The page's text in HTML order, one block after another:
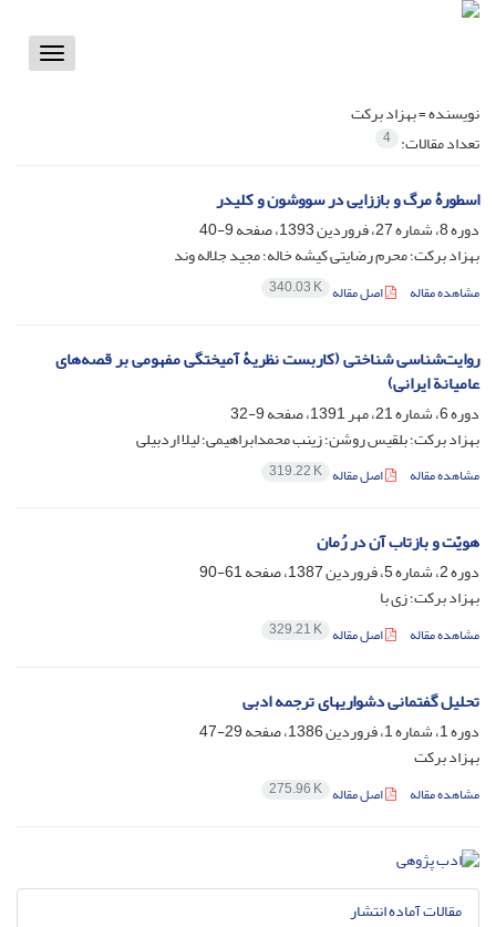
Toggle
نویسنده =بهزاد برکت
تعداد مقالات: 4
اسطورۀ مرگ و باززایی در سووشون و کلیدر
دوره 8، شماره 27، فروردین 1393، صفحه
9-40
بهزاد برکت؛ محرم رضایتی کیشه خاله؛ مجید جلاله وند
مشاهده مقاله اصل مقاله 340.03 K
روایت‌شناسی شناختی (کاربست نظریۀ آمیختگی مفهومی بر قصه‌های
عامیانة ایرانی)
دوره 6، شماره 21، مهر 1391، صفحه
9-32
بهزاد برکت؛ بلقیس روشن؛ زینب محمدابراهیمی؛ لیلا اردبیلی
مشاهده مقاله اصل مقاله 319.22 K
هویّت و بازتاب آن در رُمان
دوره 2، شماره 5، فروردین 1387، صفحه
61-90
بهزاد برکت؛ زی با
مشاهده مقاله اصل مقاله 329.21 K
تحلیل گفتمانی دشواریهای ترجمه ادبی
دوره 1، شماره 1، فروردین 1386، صفحه
29-47
بهزاد برکت
مشاهده مقاله اصل مقاله 275.96 K
مقالات آماده انتشار